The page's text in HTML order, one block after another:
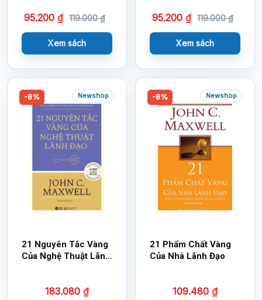
95.200 ₫ 119.000₫
Xem sách
95.200 ₫ 119.000₫
Xem sách
-8% Newshop
21 Nguyên Tắc Vàng
Của Nghệ Thuật Lãnh
183.080 ₫
-8% Newshop
21 Phẩm Chất Vàng
Của Nhà Lãnh Đạo
109.480 ₫